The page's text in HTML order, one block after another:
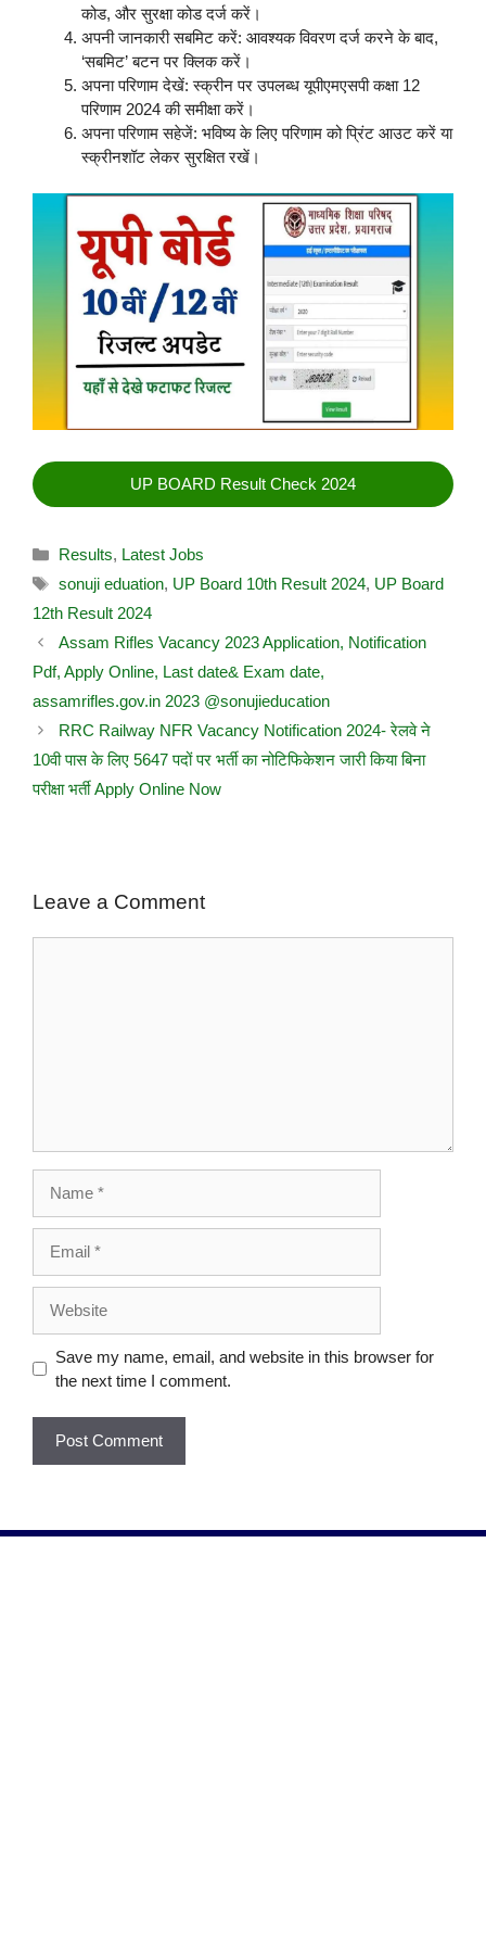
कोड, और सुरक्षा कोड दर्ज करें।
अपनी जानकारी सबमिट करें: आवश्यक विवरण दर्ज करने के बाद,
‘सबमिट’ बटन पर क्लिक करें।
अपना परिणाम देखें: स्क्रीन पर उपलब्ध यूपीएमएसपी कक्षा 12
परिणाम 2024 की समीक्षा करें।
अपना परिणाम सहेजें: भविष्य के लिए परिणाम को प्रिंट आउट करें या
स्क्रीनशॉट लेकर सुरक्षित रखें।
UP BOARD Result Check 2024
Results, Latest Jobs
sonuji eduation, UP Board 10th Result 2024, UP Board
12th Result 2024
Assam Rifles Vacancy 2023 Application, Notification
Pdf, Apply Online, Last date& Exam date,
assamrifles.gov.in 2023 @sonujieducation
RRC Railway NFR Vacancy Notification 2024- रेलवे ने
10वी पास के लिए 5647 पदों पर भर्ती का नोटिफिकेशन जारी किया बिना
परीक्षा भर्ती Apply Online Now
Leave a Comment
Save my name, email, and website in this browser for
the next time I comment.